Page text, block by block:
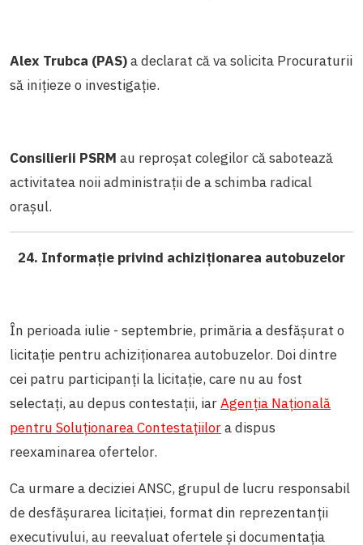
Alex Trubca (PAS)a declarat că va solicita Procuraturii
să inițieze o investigație.
Consilierii PSRM au reproșat colegilor că sabotează
activitatea noii administrații de a schimba radical
orașul.
24. Informație privind achiziționarea autobuzelor
În perioada iulie - septembrie, primăria a desfășurat o
licitație pentru achiziționarea autobuzelor. Doi dintre
cei patru participanți la licitație, care nu au fost
selectați, au depus contestații, iarAgenția Națională
pentru Soluționarea Contestațiilora dispus
reexaminarea ofertelor.
Ca urmare a deciziei ANSC, grupul de lucru responsabil
de desfășurarea licitației, format din reprezentanții
executivului, au reevaluat ofertele și documentația